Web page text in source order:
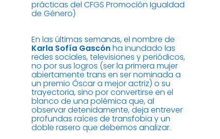
prácticas del CFGS Promoción Igualdad
de Género)
En las últimas semanas, el nombre de
Karla Sofía Gascónha inundado las
redes sociales, televisiones y periódicos,
no por sus logros (ser la primera mujer
abiertamente trans en ser nominada a
un premio Óscar a mejor actriz) o su
trayectoria, sino por convertirse en el
blanco de una polémica que, al
observar detenidamente, deja entrever
profundas raíces de transfobia y un
doble rasero que debemos analizar.